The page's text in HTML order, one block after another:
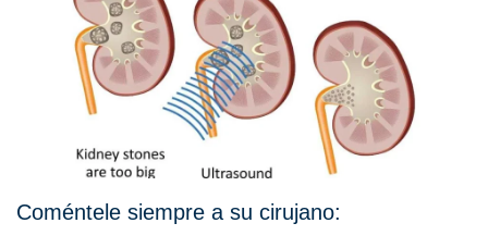
Coméntele siempre a su cirujano: